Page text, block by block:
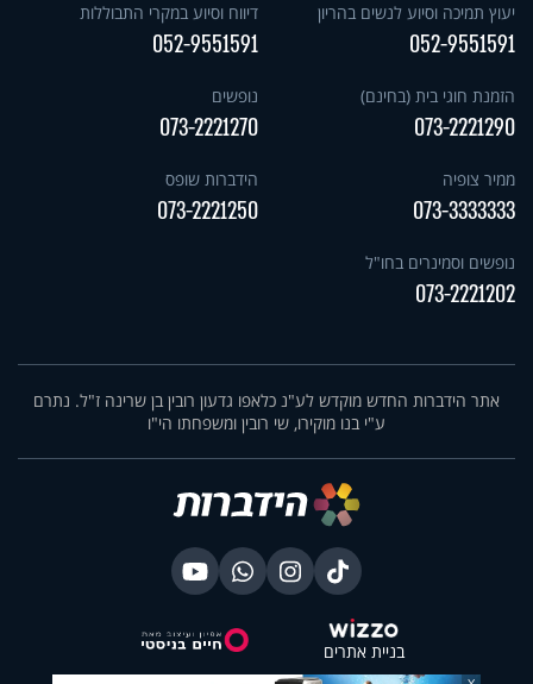
יעוץ תמיכה וסיוע לנשים בהריון
052-9551591
דיווח וסיוע במקרי התבוללות
052-9551591
הזמנת חוגי בית (בחינם)
073-2221290
נופשים
073-2221270
ממיר צופיה
073-3333333
הידברות שופס
073-2221250
נופשים וסמינרים בחו"ל
073-2221202
אתר הידברות החדש מוקדש לע"נ כלאפו גדעון רובין בן שרינה ז"ל. נתרם
ע"י בנו מוקירו, שי רובין ומשפחתו הי"ו
בניית אתרים